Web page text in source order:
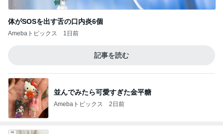
体がSOSを出す舌の口内炎6個
Amebaトピックス 1日前
記事を読む
並んでみたら可愛すぎた金平糖
Amebaトピックス 2日前